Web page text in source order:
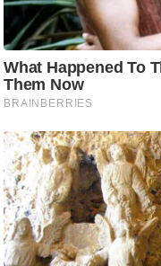
ल्म
स
मी
क्षा
B
r
e
a
k
i
n